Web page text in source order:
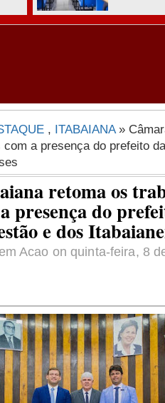
, ITABAIANA»
a presença do prefeito
retoma os
presença do
e dos
Acao on quinta-feira, 8